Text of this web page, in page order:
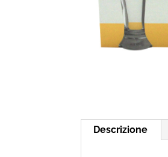
Descrizione